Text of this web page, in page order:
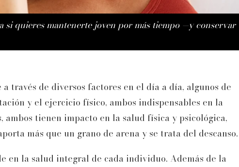
si quieres mantenerte joven por más tiempo —y conservar
través de diversos factores en el día a día, algunos de
y el ejercicio físico, ambos indispensables en la
ambos tienen impacto en la salud física y psicológica,
más que un grano de arena y se trata del descanso.
en la salud integral de cada individuo. Además de la